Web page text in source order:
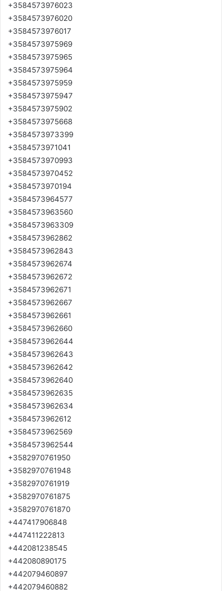
+3584573976023
+3584573976020
+3584573976017
+3584573975969
+3584573975965
+3584573975964
+3584573975959
+3584573975947
+3584573975902
+3584573975668
+3584573973399
+3584573971041
+3584573970993
+3584573970452
+3584573970194
+3584573964577
+3584573963560
+3584573963309
+3584573962862
+3584573962843
+3584573962674
+3584573962672
+3584573962671
+3584573962667
+3584573962661
+3584573962660
+3584573962644
+3584573962643
+3584573962642
+3584573962640
+3584573962635
+3584573962634
+3584573962612
+3584573962569
+3584573962544
+3582970761950
+3582970761948
+3582970761919
+3582970761875
+3582970761870
+447417906848
+447411222813
+442081238545
+442080890175
+442079460897
+442079460882